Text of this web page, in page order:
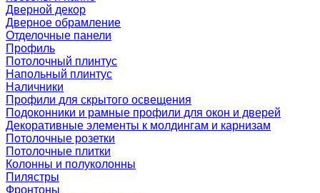
Дверной декор
Дверное обрамление
Отделочные панели
Профиль
Потолочный плинтус
Напольный плинтус
Наличники
Профили для скрытого освещения
Подоконники и рамные профили для окон и дверей
Декоративные элементы к молдингам и карнизам
Потолочные розетки
Потолочные плитки
Колонны и полуколонны
Пилястры
Фронтоны